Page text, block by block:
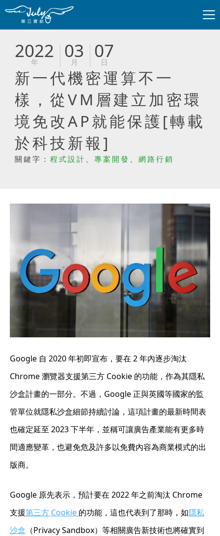
2022
年 03
月 07
日
新一代機密運算不一
樣，從VM層建立加密環
境免改AP就能保護[轉載
於科技新報]
關鍵字： 程式設計 、 專案開發 、 網路行銷
Google 自 2020 年初即宣布，要在 2 年內逐步淘汰
Chrome 瀏覽器支援第三方 Cookie 的功能，作為其隱私
沙盒計畫的一部分。不過，Google 正與英國等國家的監
管單位就隱私沙盒細節持續討論，這項計畫的最新時間表
也確定延至 2023 下半年，並稱可讓廣告產業能有更多時
間適應變革，也避免危及許多以免費內容為商業模式的出
版商。
Google 原先表示，預計要在 2022 年之前淘汰 Chrome
支援第三方 Cookie 的功能，這也代表到了那時，如隱私
沙盒 （Privacy Sandbox）等相關廣告新技術也將確實到